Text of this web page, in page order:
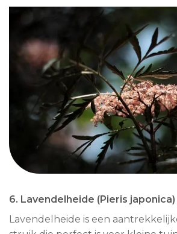
6. Lavendelheide (Pieris japonica)
Lavendelheide is een